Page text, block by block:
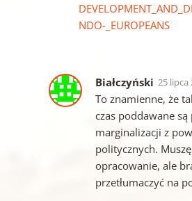
NDO-_EUROPEANS
Białczyński 25 lipca
To znamienne, że
czas poddawane
marginalizacji z
politycznych.
opracowanie, ale
przetłumaczyć na